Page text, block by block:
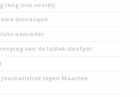
lang niet voorbij
demasqué
aanrader
van de lablek-doofpot
Journalistiek tegen Maarten